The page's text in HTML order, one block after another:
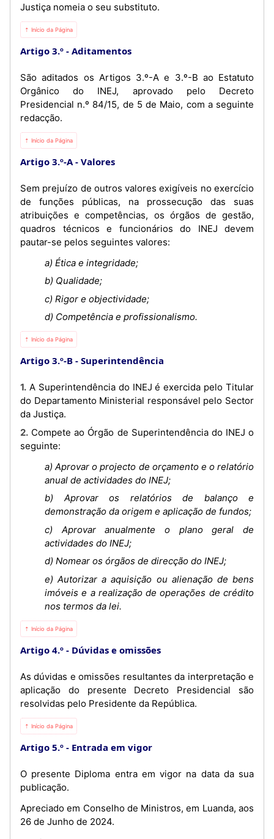
Justiça nomeia o seu substituto.
⇡ Início da Página
Artigo 3.º Aditamentos
São aditados os Artigos 3.º-A e 3.º-B ao Estatuto
Orgânico do INEJ, aprovado pelo Decreto
Presidencial n.º 84/15, de 5 de Maio, com a seguinte
redacção.
⇡ Início da Página
Artigo 3.º-A Valores
Sem prejuízo de outros valores exigíveis no exercício
de funções públicas, na prossecução das suas
atribuições e competências, os órgãos de gestão,
quadros técnicos e funcionários do INEJ devem
pautar-se pelos seguintes valores:
a) Ética e integridade;
b) Qualidade;
c) Rigor e objectividade;
d) Competência e profissionalismo.
⇡ Início da Página
Artigo 3.º-B Superintendência
1. A Superintendência do INEJ é exercida pelo Titular
do Departamento Ministerial responsável pelo Sector
da Justiça.
2. Compete ao Órgão de Superintendência do INEJ o
seguinte:
a) Aprovar o projecto de orçamento e o relatório
anual de actividades do INEJ;
b) Aprovar os relatórios de balanço e
demonstração da origem e aplicação de fundos;
c) Aprovar anualmente o plano geral de
actividades do INEJ;
d) Nomear os órgãos de direcção do INEJ;
e) Autorizar a aquisição ou alienação de bens
imóveis e a realização de operações de crédito
nos termos da lei.
⇡ Início da Página
Artigo 4.º Dúvidas e omissões
As dúvidas e omissões resultantes da interpretação e
aplicação do presente Decreto Presidencial são
resolvidas pelo Presidente da República.
⇡ Início da Página
Artigo 5.º Entrada em vigor
O presente Diploma entra em vigor na data da sua
publicação.
Apreciado em Conselho de Ministros, em Luanda, aos
26 de Junho de 2024.